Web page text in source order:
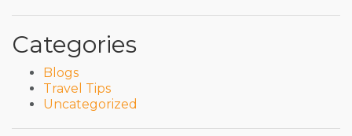
Categories
Blogs
Travel Tips
Uncategorized